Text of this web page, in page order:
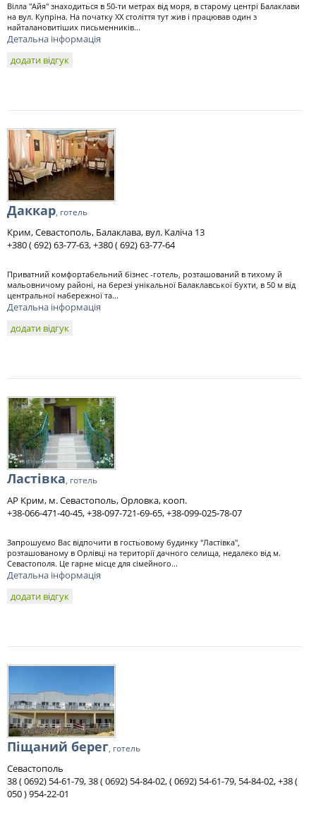
Вілла "Айя" знаходиться в 50-ти метрах від моря, в старому центрі Балаклави
на вул. Купріна. На початку ХХ століття тут жив і працював один з
найталановитіших письменників...
Детальна інформація
додати відгук
Даккар, готель
Крим, Севастополь, Балаклава, вул. Каліча 13
+380 ( 692) 63-77-63, +380 ( 692) 63-77-64
Приватний комфортабельний бізнес -готель, розташований в тихому й
мальовничому районі, на березі унікальної Балаклавської бухти, в 50 м від
центральної набережної та...
Детальна інформація
додати відгук
Ластівка, готель
АР Крим, м. Севастополь, Орловка, кооп.
+38-066-471-40-45, +38-097-721-69-65, +38-099-025-78-07
Запрошуємо Вас відпочити в гостьовому будинку "Ластівка",
розташованому в Орлівці на території дачного селища, недалеко від м.
Севастополя. Це гарне місце для сімейного...
Детальна інформація
додати відгук
Піщаний берег, готель
Севастополь
38 ( 0692) 54-61-79, 38 ( 0692) 54-84-02, ( 0692) 54-61-79, 54-84-02, +38 (
050 ) 954-22-01